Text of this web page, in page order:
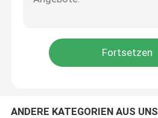
ANDERE KATEGORIEN AUS UNS